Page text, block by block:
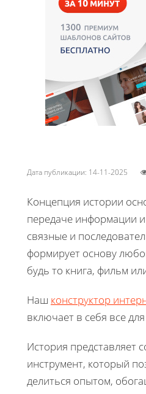
Дата публикации: 14-11-2025
Концепция истории
передаче информации
связные и
формирует основу
будь то книга, фильм
Наш конструктор
включает в себя все
История представляет
инструмент, который
делиться опытом,